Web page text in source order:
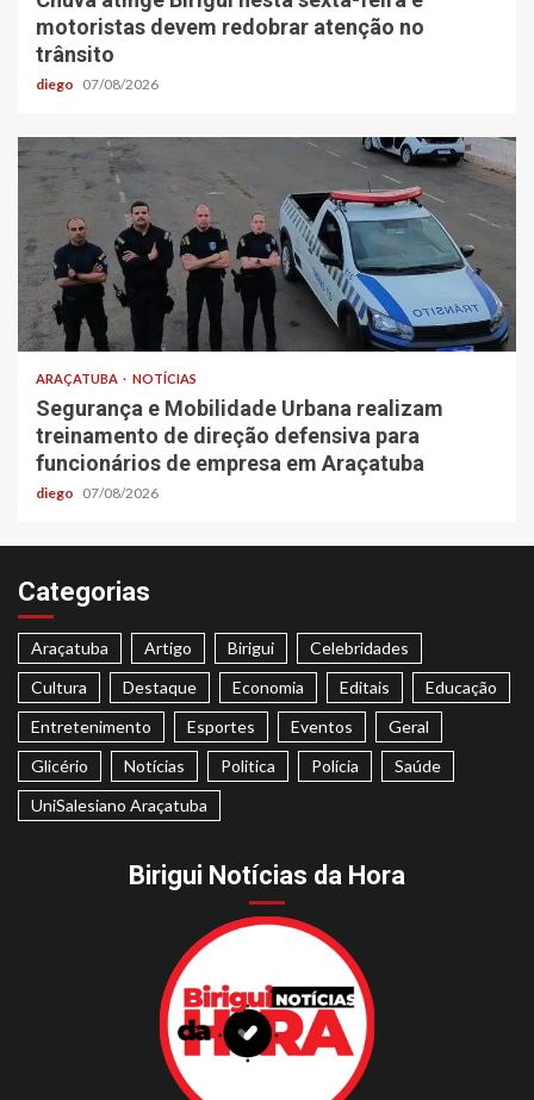
motoristas devem redobrar atenção no
trânsito
diego 07/08/2026
ARAÇATUBA NOTÍCIAS
Segurança e Mobilidade Urbana realizam
treinamento de direção defensiva para
funcionários de empresa em Araçatuba
diego 07/08/2026
Categorias
Araçatuba Artigo Birigui
Celebridades
Cultura
Destaque Economia Editais
Educação
Entretenimento
Esportes Eventos
Geral
Glicério
Notícias Politica Polícia
Saúde
UniSalesiano Araçatuba
Birigui Notícias da Hora